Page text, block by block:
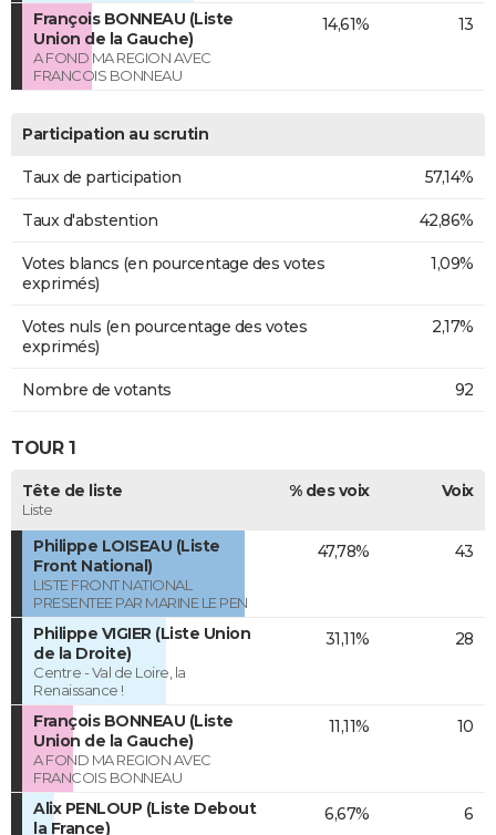
François BONNEAU (Liste
Union de la Gauche)
A FOND MA REGION AVEC
FRANCOIS BONNEAU
14,61% 13
Participation au scrutin
Taux de participation 57,14%
Taux d'abstention 42,86%
Votes blancs (en pourcentage des votes
exprimés)
1,09%
Votes nuls (en pourcentage des votes
exprimés)
2,17%
Nombre de votants 92
TOUR 1
Tête de liste
Liste
% des voix Voix
Philippe LOISEAU (Liste
Front National)
LISTE FRONT NATIONAL
PRESENTEE PAR MARINE LE PEN
47,78% 43
Philippe VIGIER (Liste Union
de la Droite)
Centre - Val de Loire, la
Renaissance !
31,11% 28
François BONNEAU (Liste
Union de la Gauche)
A FOND MA REGION AVEC
FRANCOIS BONNEAU
11,11% 10
Alix PENLOUP (Liste Debout
la France)
6,67% 6